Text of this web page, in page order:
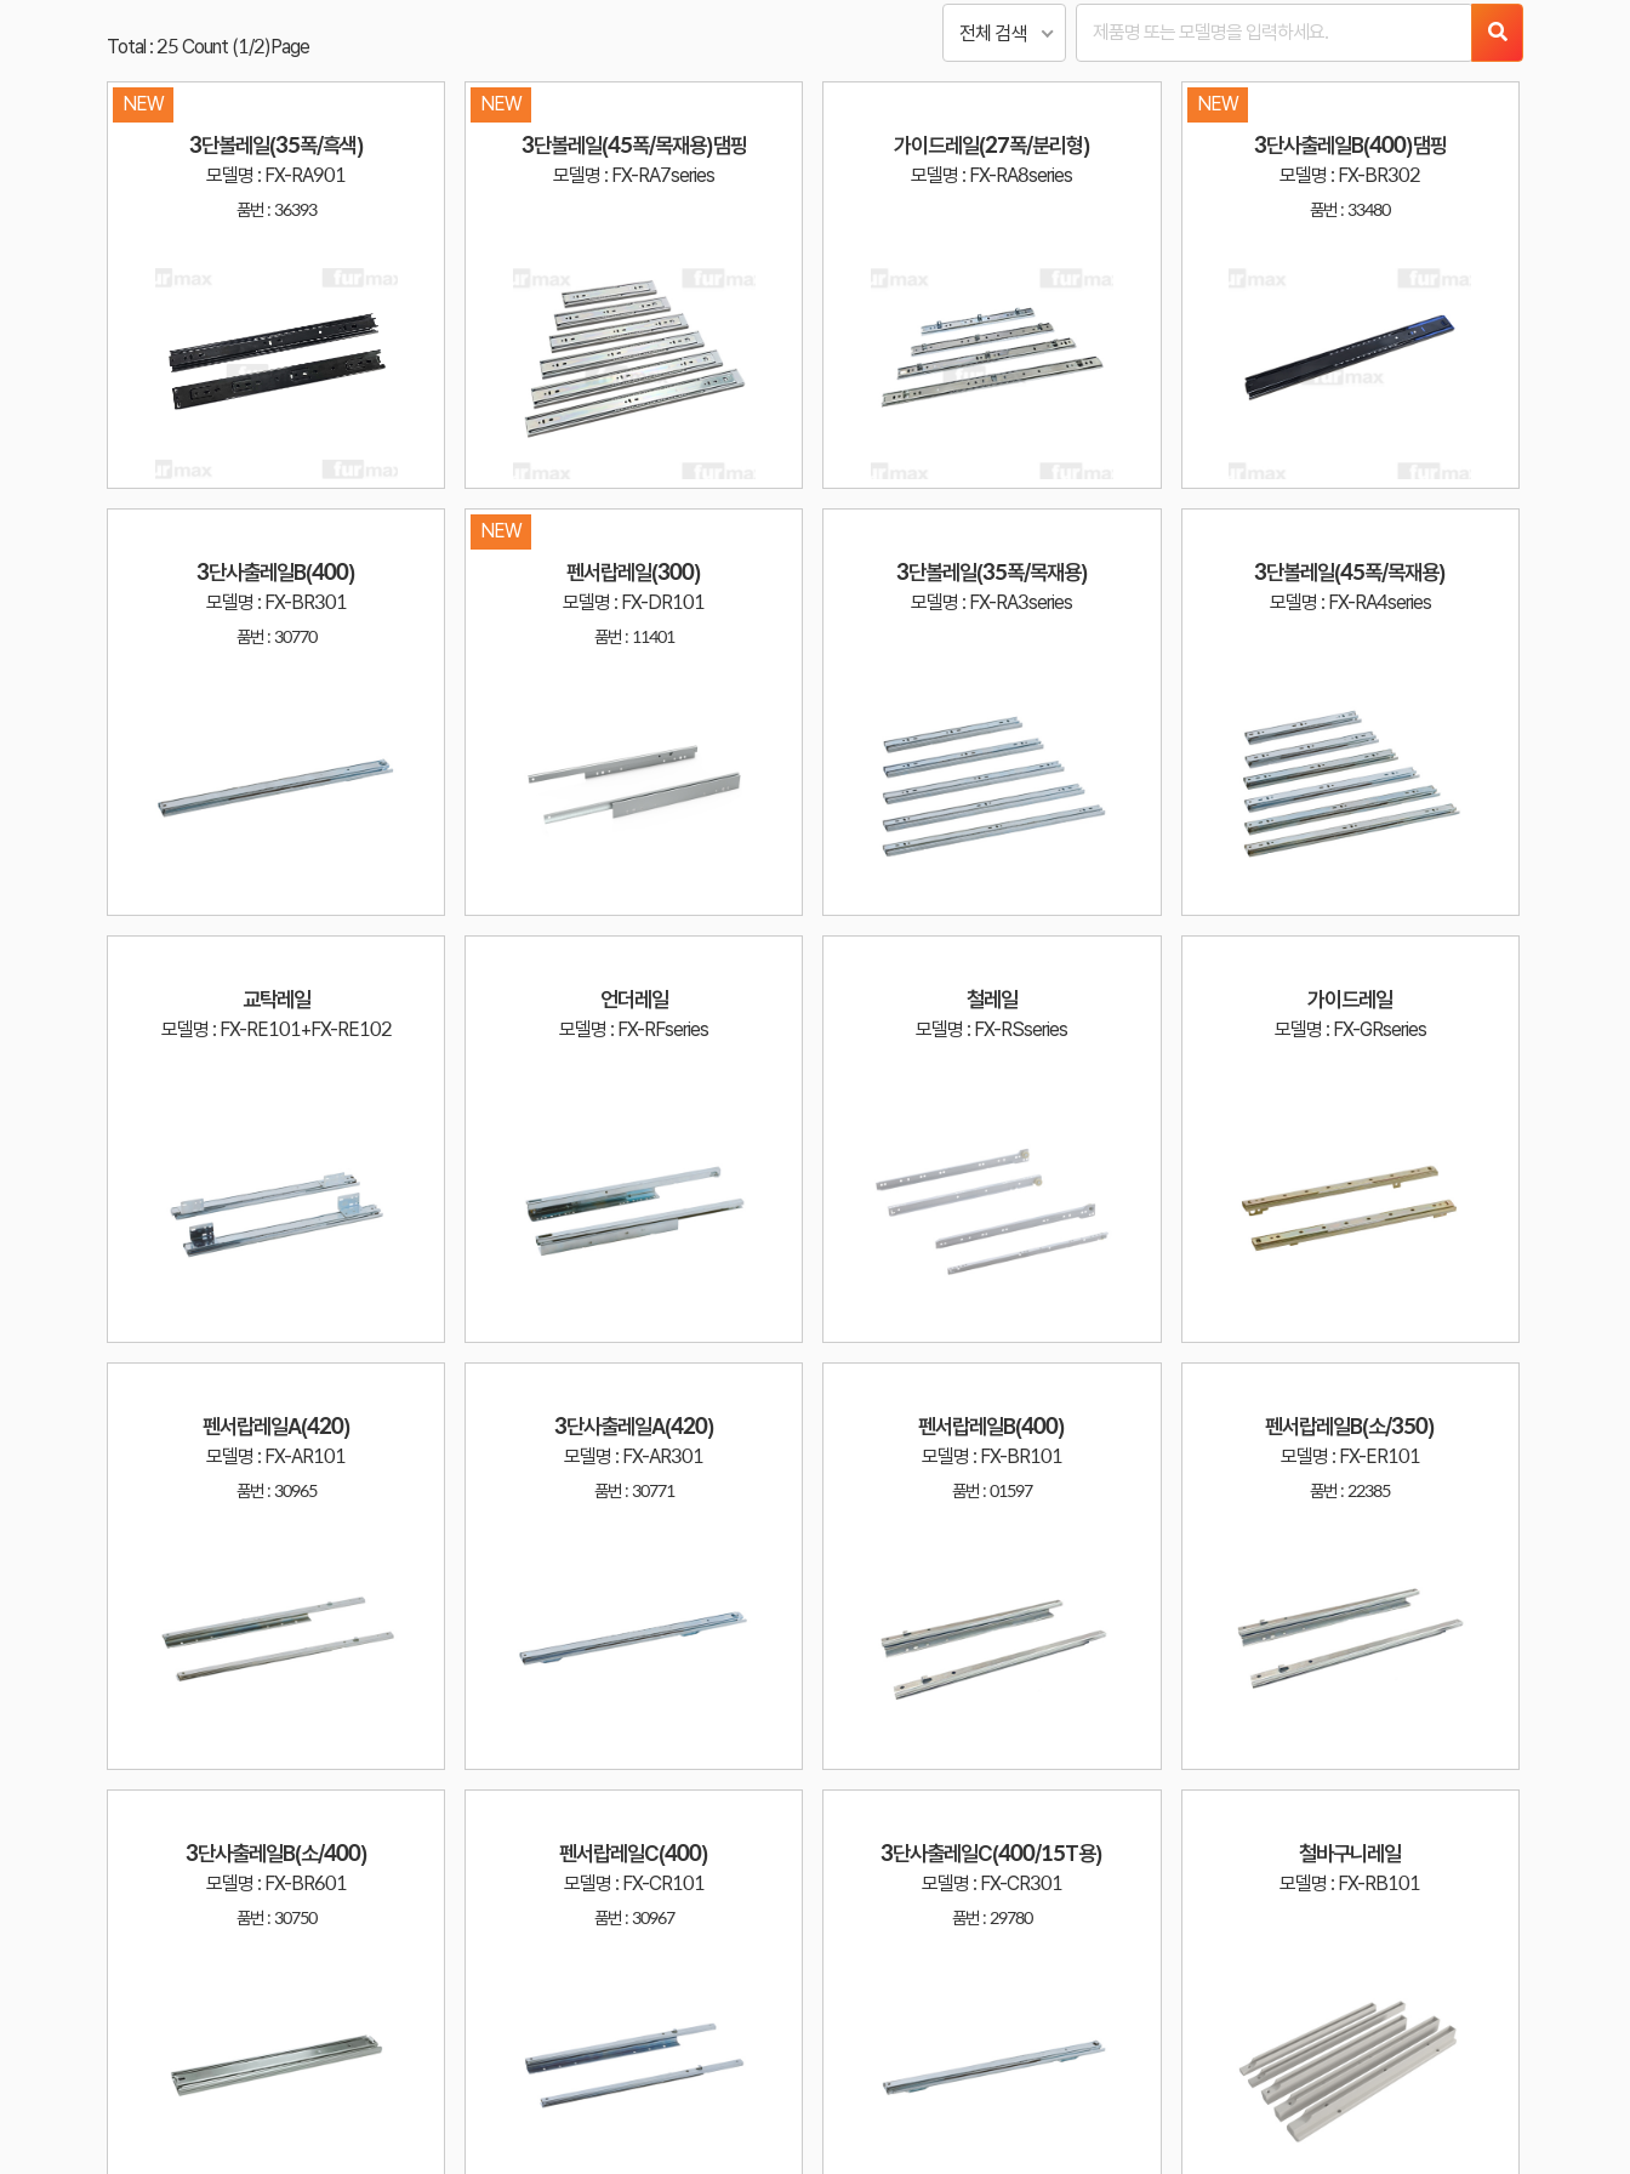
전체 검색
Total : 25 Count (1/2)Page
NEW
3단볼레일(35폭/흑색)
모델명 : FX-RA901
품번 :36393
NEW
3단볼레일(45폭/목재용)댐핑
모델명 : FX-RA7series
가이드레일(27폭/분리형)
모델명 : FX-RA8series
NEW
3단사출레일B(400)댐핑
모델명 : FX-BR302
품번 :33480
3단사출레일B(400)
모델명 : FX-BR301
품번 :30770
NEW
펜서랍레일(300)
모델명 : FX-DR101
품번 : 11401
3단볼레일(35폭/목재용)
모델명 : FX-RA3series
3단볼레일(45폭/목재용)
모델명 : FX-RA4series
교탁레일
모델명 : FX-RE101+FX-RE102
언더레일
모델명 : FX-RFseries
철레일
모델명 : FX-RSseries
가이드레일
모델명 : FX-GRseries
펜서랍레일A(420)
모델명 : FX-AR101
품번 :30965
3단사출레일A(420)
모델명 : FX-AR301
품번 :30771
펜서랍레일B(400)
모델명 : FX-BR101
품번 :01597
펜서랍레일B(소/350)
모델명 : FX-ER101
품번 : 22385
3단사출레일B(소/400)
모델명 : FX-BR601
품번 :30750
펜서랍레일C(400)
모델명 : FX-CR101
품번 :30967
3단사출레일C(400/15T용)
모델명 : FX-CR301
품번 : 29780
철바구니레일
모델명 : FX-RB101